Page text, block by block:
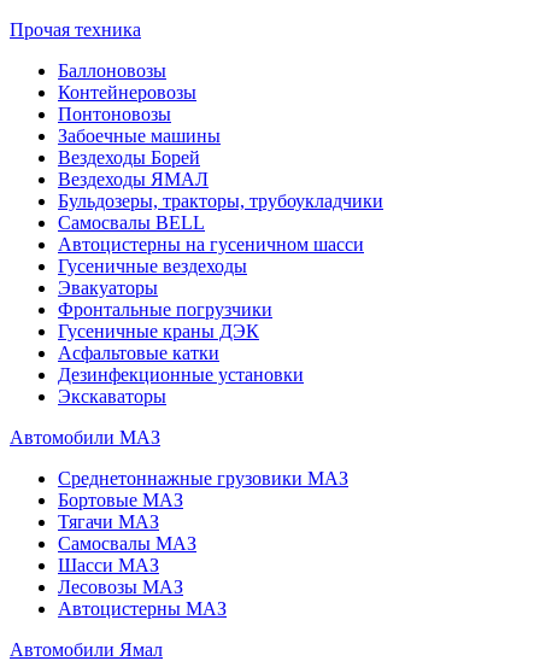
Прочая техника
Баллоновозы
Контейнеровозы
Понтоновозы
Забоечные машины
Вездеходы Борей
Вездеходы ЯМАЛ
Бульдозеры, тракторы, трубоукладчики
Самосвалы BELL
Автоцистерны на гусеничном шасси
Гусеничные вездеходы
Эвакуаторы
Фронтальные погрузчики
Гусеничные краны ДЭК
Асфальтовые катки
Дезинфекционные установки
Экскаваторы
Автомобили МАЗ
Среднетоннажные грузовики МАЗ
Бортовые МАЗ
Тягачи МАЗ
Самосвалы МАЗ
Шасси МАЗ
Лесовозы МАЗ
Автоцистерны МАЗ
Автомобили Ямал